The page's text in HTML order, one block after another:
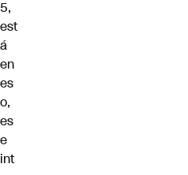
5,
est
á
en
es
o,
es
e
int